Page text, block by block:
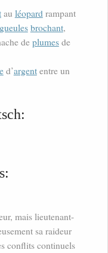
au léopardrampant
gueules brochant,
deplumesde
d’argententre un
mais lieutenant-
sa raideur
conflits continuels